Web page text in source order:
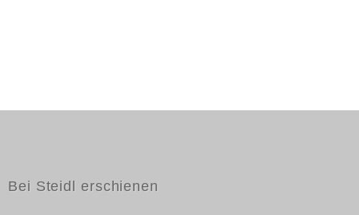
Bei Steidl erschienen